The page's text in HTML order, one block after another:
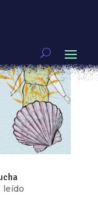
leído